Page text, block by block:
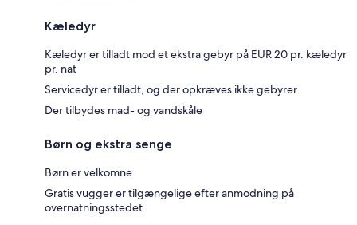
Kæledyr
Kæledyr er tilladt mod et ekstra gebyr på EUR 20 pr. kæledyr
pr. nat
Servicedyr er tilladt, og der opkræves ikke gebyrer
Der tilbydes mad- og vandskåle
Børn og ekstra senge
Børn er velkomne
Gratis vugger er tilgængelige efter anmodning på
overnatningsstedet